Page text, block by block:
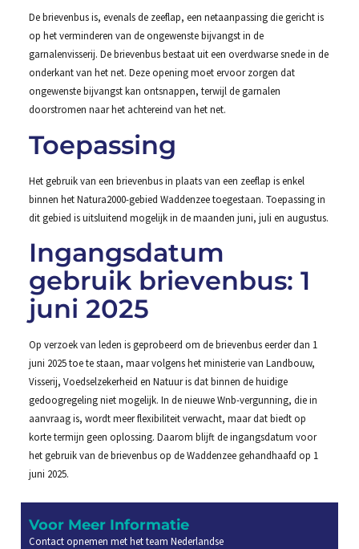
De brievenbus is, evenals de zeeflap, een netaanpassing die gericht is
op het verminderen van de ongewenste bijvangst in de
garnalenvisserij. De brievenbus bestaat uit een overdwarse snede in de
onderkant van het net. Deze opening moet ervoor zorgen dat
ongewenste bijvangst kan ontsnappen, terwijl de garnalen
doorstromen naar het achtereind van het net.
Toepassing
Het gebruik van een brievenbus in plaats van een zeeflap is enkel
binnen het Natura2000-gebied Waddenzee toegestaan. Toepassing in
dit gebied is uitsluitend mogelijk in de maanden juni, juli en augustus.
Ingangsdatum
gebruik brievenbus: 1
juni 2025
Op verzoek van leden is geprobeerd om de brievenbus eerder dan 1
juni 2025 toe te staan, maar volgens het ministerie van Landbouw,
Visserij, Voedselzekerheid en Natuur is dat binnen de huidige
gedoogregeling niet mogelijk. In de nieuwe Wnb-vergunning, die in
aanvraag is, wordt meer flexibiliteit verwacht, maar dat biedt op
korte termijn geen oplossing. Daarom blijft de ingangsdatum voor
het gebruik van de brievenbus op de Waddenzee gehandhaafd op 1
juni 2025.
Voor Meer Informatie
Contact opnemen met het team Nederlandse